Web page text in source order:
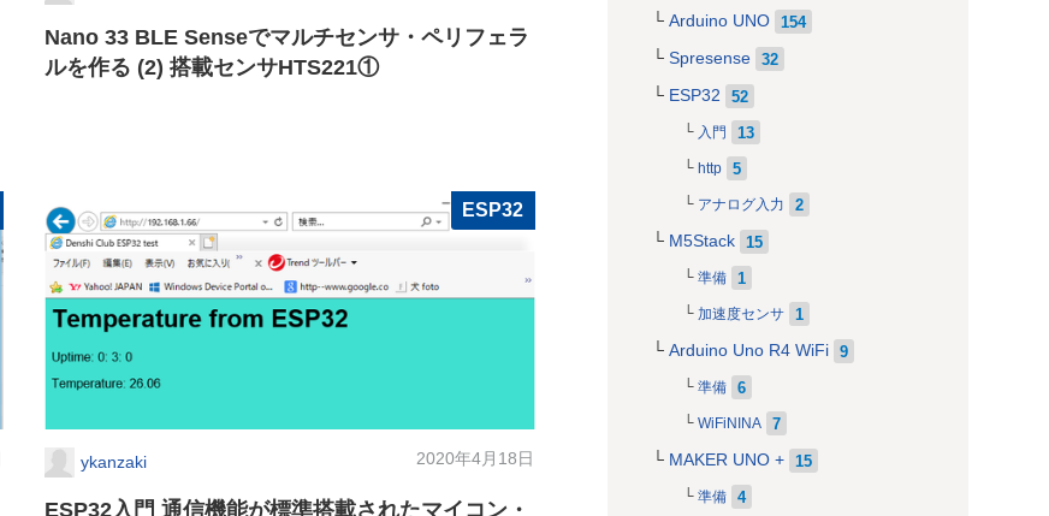
Nano 33 BLE Senseでマルチセンサ・ペリフェラ
ルを作る (2) 搭載センサHTS221①
ESP32
ykanzaki 2020年4月18日
ESP32入門 通信機能が標準搭載されたマイコン・
Arduino UNO 154
Spresense 32
ESP32 52
入門 13
http 5
アナログ入力 2
M5Stack 15
準備 1
加速度センサ 1
Arduino Uno R4 WiFi 9
準備 6
WiFiNINA 7
MAKER UNO + 15
準備 4